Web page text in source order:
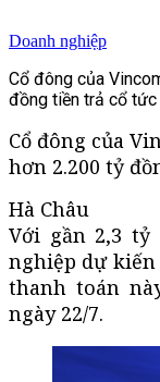
Doanh nghiệp
Cổ đông của
đồng tiền trả cổ tức
Cổ đông của
hơn 2.200 tỷ
Hà Châu
Với gần 2,3 tỷ
nghiệp dự kiến
thanh toán
ngày 22/7.